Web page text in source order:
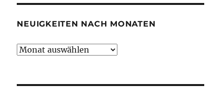
NEUIGKEITEN NACH MONATEN
Neuigkeiten